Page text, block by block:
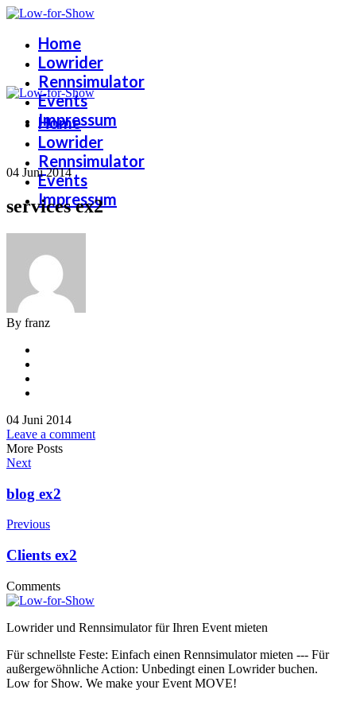
Home
Lowrider
Rennsimulator
Events
Impressum
Home
Lowrider
Rennsimulator
Events
Impressum
04 Juni 2014
services ex2
By franz
04 Juni 2014
Leave a comment
More Posts
Next
blog ex2
Previous
Clients ex2
Comments
Lowrider und Rennsimulator für Ihren Event mieten
Für schnellste Feste: Einfach einen Rennsimulator mieten --- Für
außergewöhnliche Action: Unbedingt einen Lowrider buchen.
Low for Show. We make your Event MOVE!